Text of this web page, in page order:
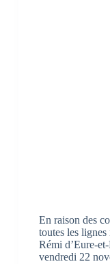
En raison des
toutes les lignes
Rémi d’Eure-
vendredi 22